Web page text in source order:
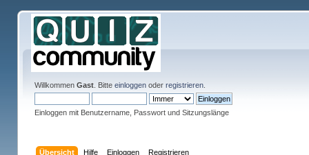
Willkommen Gast. Bitte einloggenoder registrieren.
Einloggen mit Benutzername, Passwort und Sitzungslänge
Übersicht Hilfe Einloggen Registrieren